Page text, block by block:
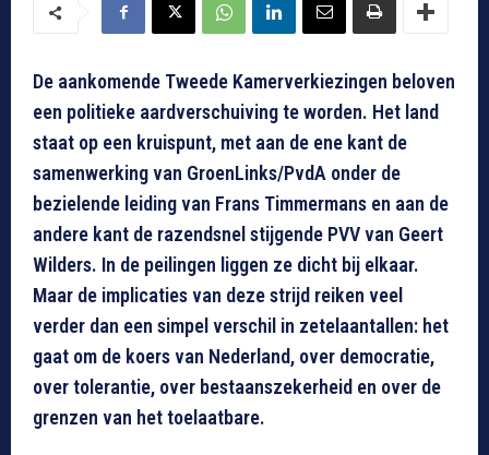
De aankomende Tweede Kamerverkiezingen beloven
een politieke aardverschuiving te worden. Het land
staat op een kruispunt, met aan de ene kant de
samenwerking van GroenLinks/PvdA onder de
bezielende leiding van Frans Timmermans en aan de
andere kant de razendsnel stijgende PVV van Geert
Wilders. In de peilingen liggen ze dicht bij elkaar.
Maar de implicaties van deze strijd reiken veel
verder dan een simpel verschil in zetelaantallen: het
gaat om de koers van Nederland, over democratie,
over tolerantie, over bestaanszekerheid en over de
grenzen van het toelaatbare.